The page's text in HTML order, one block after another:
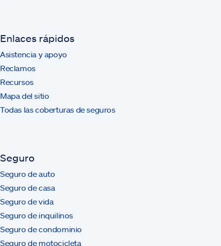
Enlaces rápidos
Asistencia y apoyo
Reclamos
Recursos
Mapa del sitio
Todas las coberturas de seguros
Seguro
Seguro de auto
Seguro de casa
Seguro de vida
Seguro de inquilinos
Seguro de condominio
Seguro de motocicleta